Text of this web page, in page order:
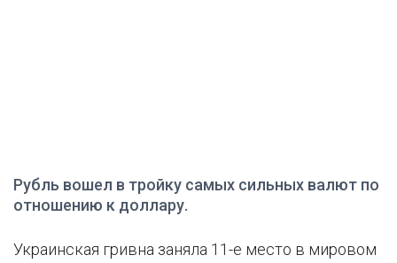
Рубль вошел в тройку самых сильных валют по
отношению к доллару.
Украинская гривна заняла 11-е место в мировом